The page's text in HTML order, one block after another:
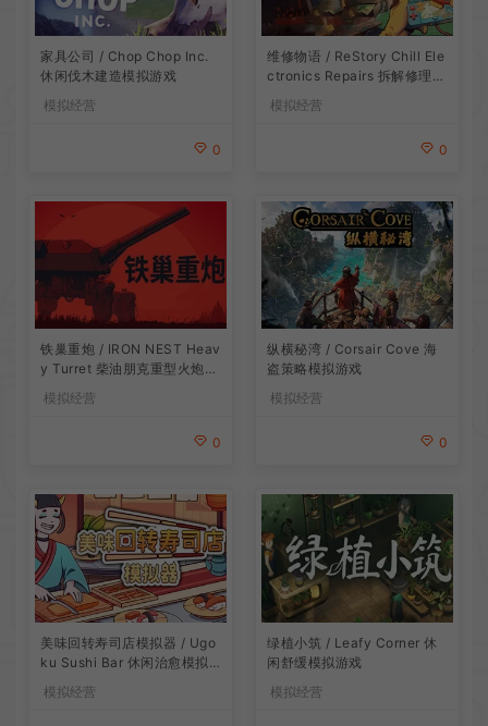
家具公司 / Chop Chop Inc.
休闲伐木建造模拟游戏
模拟经营
0
维修物语 / ReStory Chill Ele
ctronics Repairs 拆解修理模
拟游戏
模拟经营
0
铁巢重炮 / IRON NEST Heav
y Turret 柴油朋克重型火炮游
戏
模拟经营
0
纵横秘湾 / Corsair Cove 海
盗策略模拟游戏
模拟经营
0
美味回转寿司店模拟器 / Ugo
ku Sushi Bar 休闲治愈模拟
模拟经营
绿植小筑 / Leafy Corner 休
闲舒缓模拟游戏
模拟经营